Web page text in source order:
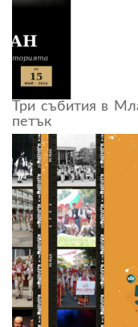
Три събития в
петък